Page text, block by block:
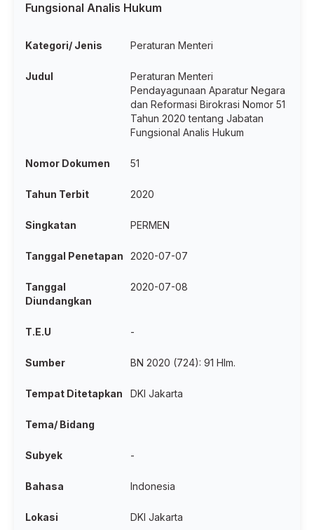
Fungsional Analis Hukum
Kategori/ Jenis Peraturan Menteri
Judul
Peraturan Menteri
Pendayagunaan Aparatur Negara
dan Reformasi Birokrasi Nomor 51
Tahun 2020 tentang Jabatan
Fungsional Analis Hukum
Nomor Dokumen 51
Tahun Terbit 2020
Singkatan PERMEN
Tanggal Penetapan 2020-07-07
Tanggal
Diundangkan
2020-07-08
T.E.U -
Sumber BN 2020 (724): 91 Hlm.
Tempat Ditetapkan DKI Jakarta
Tema/ Bidang
Subyek -
Bahasa Indonesia
Lokasi DKI Jakarta